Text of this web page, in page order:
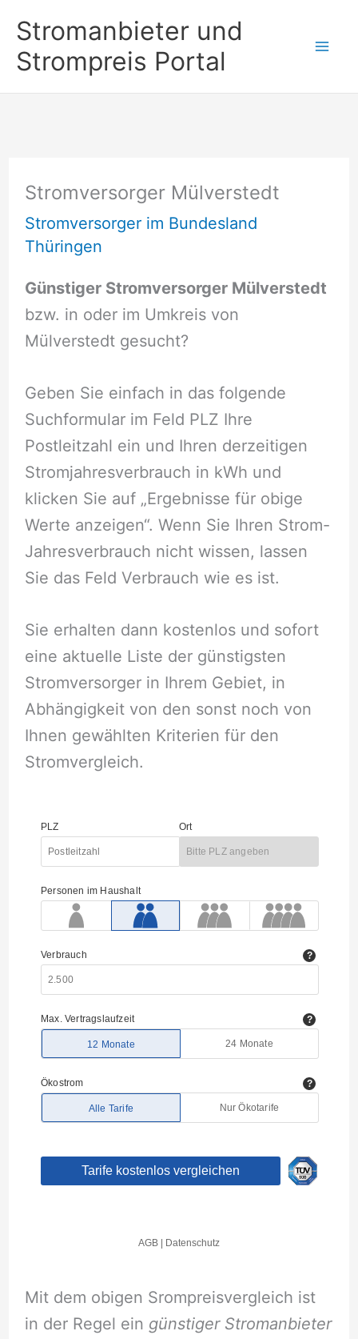
Inhalt
springen
Stromanbieter und
Strompreis Portal
Stromversorger Mülverstedt
Stromversorger im Bundesland
Thüringen
Günstiger Stromversorger Mülverstedt
bzw. in oder im Umkreis von
Mülverstedt gesucht?
Geben Sie einfach in das folgende
Suchformular im Feld PLZ Ihre
Postleitzahl ein und Ihren derzeitigen
Stromjahresverbrauch in kWh und
klicken Sie auf „Ergebnisse für obige
Werte anzeigen“. Wenn Sie Ihren Strom-
Jahresverbrauch nicht wissen, lassen
Sie das Feld Verbrauch wie es ist.
Sie erhalten dann kostenlos und sofort
eine aktuelle Liste der günstigsten
Stromversorger in Ihrem Gebiet, in
Abhängigkeit von den sonst noch von
Ihnen gewählten Kriterien für den
Stromvergleich.
Mit dem obigen Srompreisvergleich ist
in der Regel ein günstiger Stromanbieter